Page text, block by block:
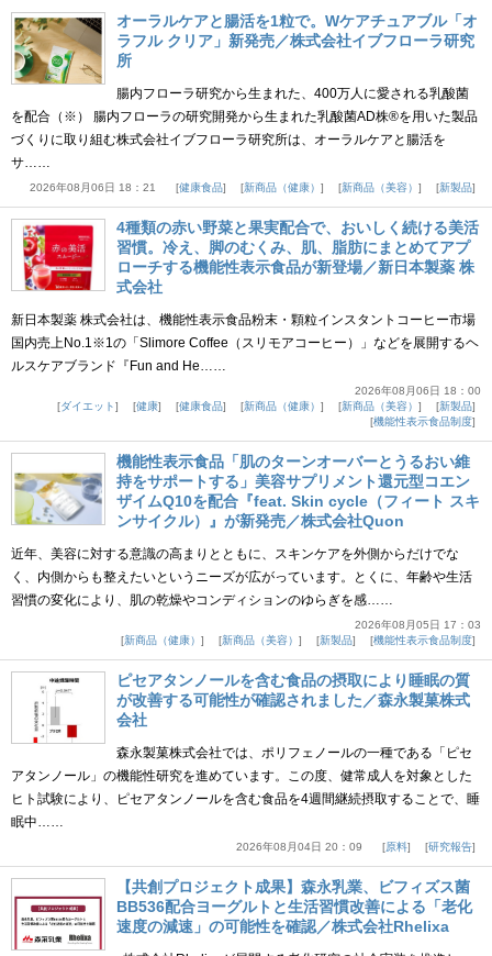
オーラルケアと腸活を1粒で。Wケアチュアブル「オ
ラフル クリア」新発売／株式会社イブフローラ研究
所
腸内フローラ研究から生まれた、400万人に愛される乳酸菌
を配合（※） 腸内フローラの研究開発から生まれた乳酸菌AD株®を用いた製品
づくりに取り組む株式会社イブフローラ研究所は、オーラルケアと腸活を
サ……
2026年08月06日 18：21 健康食品 新商品（健康） 新商品（美容） 新製品
4種類の赤い野菜と果実配合で、おいしく続ける美活
習慣。冷え、脚のむくみ、肌、脂肪にまとめてアプ
ローチする機能性表示食品が新登場／新日本製薬 株
式会社
新日本製薬 株式会社は、機能性表示食品粉末・顆粒インスタントコーヒー市場
国内売上No.1※1の「Slimore Coffee（スリモアコーヒー）」などを展開するヘ
ルスケアブランド『Fun and He……
2026年08月06日 18：00
ダイエット
健康 健康食品 新商品（健康） 新商品（美容）
新製品
機能性表示食品制度
機能性表示食品「肌のターンオーバーとうるおい維
持をサポートする」美容サプリメント還元型コエン
ザイムQ10を配合『feat. Skin cycle（フィート スキ
ンサイクル）』が新発売／株式会社Quon
近年、美容に対する意識の高まりとともに、スキンケアを外側からだけでな
く、内側からも整えたいというニーズが広がっています。とくに、年齢や生活
習慣の変化により、肌の乾燥やコンディションのゆらぎを感……
2026年08月05日 17：03
新商品（健康）
新商品（美容） 新製品 機能性表示食品制度
ピセアタンノールを含む食品の摂取により睡眠の質
が改善する可能性が確認されました／森永製菓株式
会社
森永製菓株式会社では、ポリフェノールの一種である「ピセ
アタンノール」の機能性研究を進めています。この度、健常成人を対象とした
ヒト試験により、ピセアタンノールを含む食品を4週間継続摂取することで、睡
眠中……
2026年08月04日 20：09 原料 研究報告
【共創プロジェクト成果】森永乳業、ビフィズス菌
BB536配合ヨーグルトと生活習慣改善による「老化
速度の減速」の可能性を確認／株式会社Rhelixa